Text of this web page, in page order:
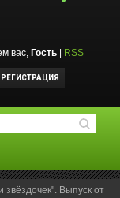
вас, Гость RSS
РЕГИСТРАЦИЯ
звёздочек". Выпуск от